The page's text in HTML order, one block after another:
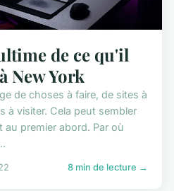
de ce qu'il
New York
de choses à faire, de sites à
à visiter. Cela peut sembler
au premier abord. Par où
8 min de lecture →